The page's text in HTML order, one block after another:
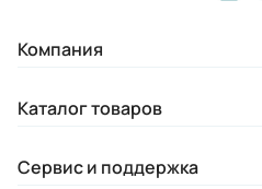
Компания
Каталог товаров
Сервис и поддержка